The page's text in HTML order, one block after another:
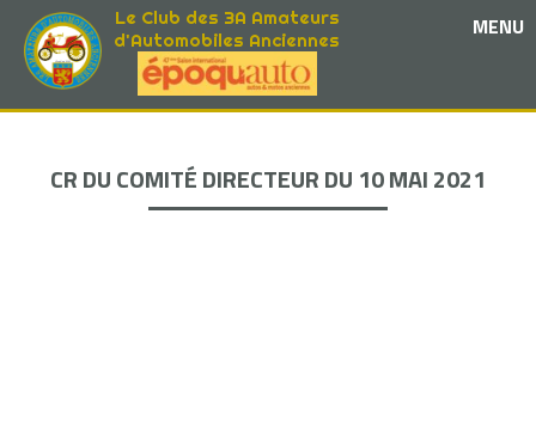
MENU
Le Club des 3A Amateurs
d'Automobiles Anciennes
CR DU COMITÉ DIRECTEUR DU 10 MAI 2021